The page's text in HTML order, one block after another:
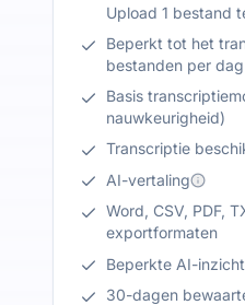
Upload 1 bestand
Beperkt tot het
bestanden per dag
Basis
nauwkeurigheid)
Transcriptie
AI-vertaling
Word, CSV, PDF,
exportformaten
Beperkte AI-
30-dagen